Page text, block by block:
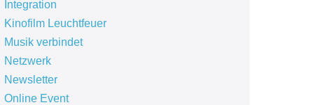
Integration
Kinofilm Leuchtfeuer
Musik verbindet
Netzwerk
Newsletter
Online Event